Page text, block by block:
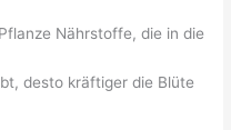
Nährstoffe, die in die
desto kräftiger die Blüte